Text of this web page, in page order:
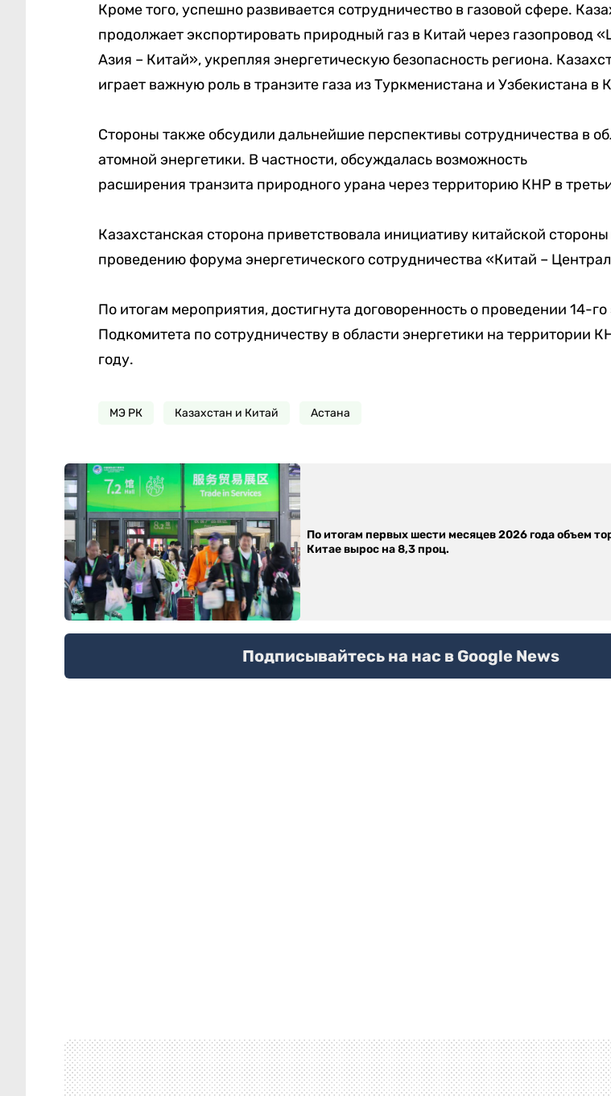
Кроме того, успешно развивается сотрудничество в газовой сфере.
продолжает экспортировать природный газ в Китай через газопровод
Азия – Китай», укрепляя энергетическую безопасность региона.
играет важную роль в транзите газа из Туркменистана и Узбекистана в
Стороны также обсудили дальнейшие перспективы сотрудничества в
атомной энергетики. В частности, обсуждалась возможность
расширения транзита природного урана через территорию КНР в
Казахстанская сторона приветствовала инициативу китайской
проведению форума энергетического сотрудничества «Китай –
По итогам мероприятия, достигнута договоренность о проведении 14-
Подкомитета по сотрудничеству в области энергетики на территории
году.
МЭ РК Казахстан и Китай Астана
По итогам первых шести месяцев 2026 года объем
Китае вырос на 8,3 проц.
Подписывайтесь на нас в Google News